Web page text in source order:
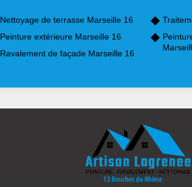
Nettoyage de terrasse Marseille 16
Peinture extérieure Marseille 16
Ravalement de façade Marseille 16